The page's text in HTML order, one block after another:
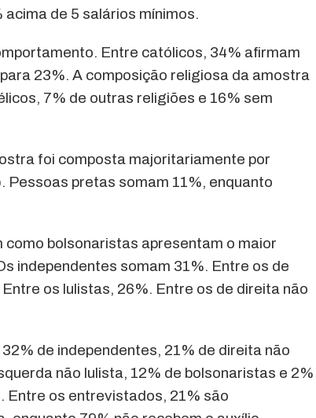
de 5 salários mínimos.
Entre católicos, 34% afirmam
23%. A composição religiosa da amostra
7% de outras religiões e 16% sem
foi composta majoritariamente por
Pessoas pretas somam 11%, enquanto
como bolsonaristas apresentam o maior
independentes somam 31%. Entre os de
os lulistas, 26%. Entre os de direita não
de independentes, 21% de direita não
não lulista, 12% de bolsonaristas e 2%
Entre os entrevistados, 21% são